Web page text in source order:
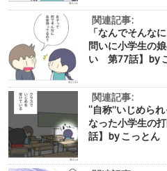
関連記事:
「なんでそんな
問いに小学生の
い 第77話】by
関連記事:
“自称”いじめら
なった小学生の
話】by こっとん